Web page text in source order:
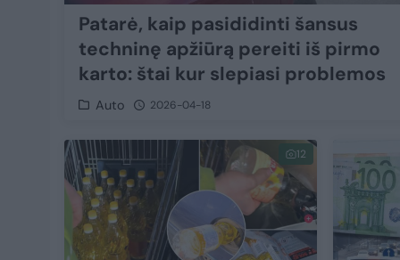
Patarė, kaip pasididinti šansus
techninę apžiūrą pereiti iš pirmo
karto: štai kur slepiasi problemos
Auto 2026-04-18
12